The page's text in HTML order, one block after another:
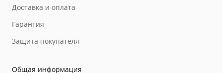
Доставка и оплата
Гарантия
Защита покупателя
Общая информация